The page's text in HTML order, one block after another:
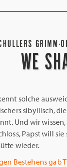
WE
solche
sibyllisch,
Und wir
Papst will
wieder.
Bestehens gab